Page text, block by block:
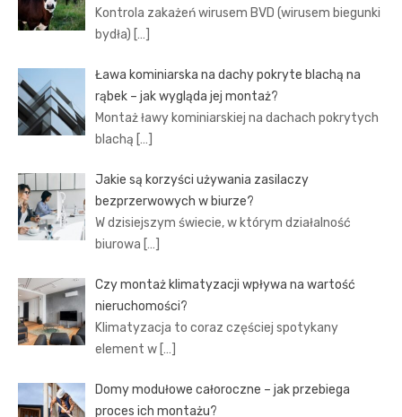
Kontrola zakażeń wirusem BVD (wirusem biegunki
bydła) […]
Ława kominiarska na dachy pokryte blachą na
rąbek – jak wygląda jej montaż?
Montaż ławy kominiarskiej na dachach pokrytych
blachą […]
Jakie są korzyści używania zasilaczy
bezprzerwowych w biurze?
W dzisiejszym świecie, w którym działalność
biurowa […]
Czy montaż klimatyzacji wpływa na wartość
nieruchomości?
Klimatyzacja to coraz częściej spotykany
element w […]
Domy modułowe całoroczne – jak przebiega
proces ich montażu?